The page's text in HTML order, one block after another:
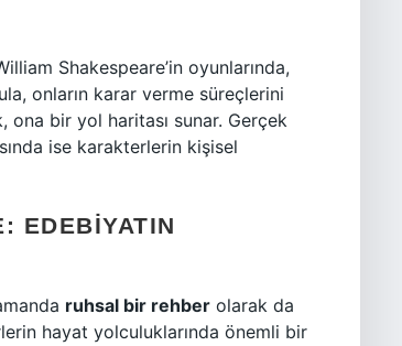
Shakespeare’in oyunlarında,
onların karar verme süreçlerini
ona bir yol haritası sunar. Gerçek
ise karakterlerin kişisel
EDEBIYATIN
ruhsal bir rehber olarak da
hayat yolculuklarında önemli bir